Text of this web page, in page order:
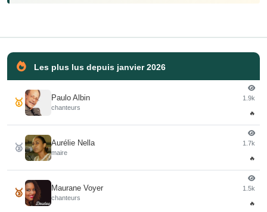
Les plus lus depuis janvier 2026
🥇 Paulo Albin
chanteurs
1.9k
🔥
🥈 Aurélie Nella
maire
1.7k
🔥
🥉 Maurane Voyer
chanteurs
1.5k
🔥